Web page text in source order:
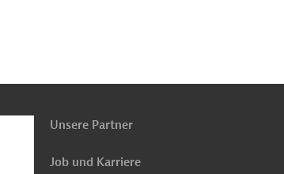
oben
Unsere Partner
Job und Karriere